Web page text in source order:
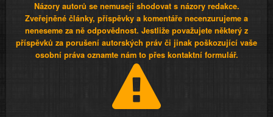
Názory autorů se nemusejí shodovat s názory redakce.
Zveřejněné články, příspěvky a komentáře necenzurujeme a
neneseme za ně odpovědnost. Jestliže považujete některý z
příspěvků za porušení autorských práv či jinak poškozující vaše
osobní práva oznamte nám to přes kontaktní formulář.